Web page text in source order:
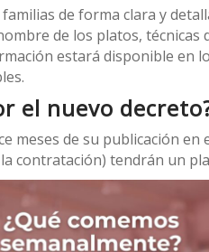
de forma clara y
de los platos, técnicas
estará disponible en
el nuevo
meses de su publicación en
contratación) tendrán un